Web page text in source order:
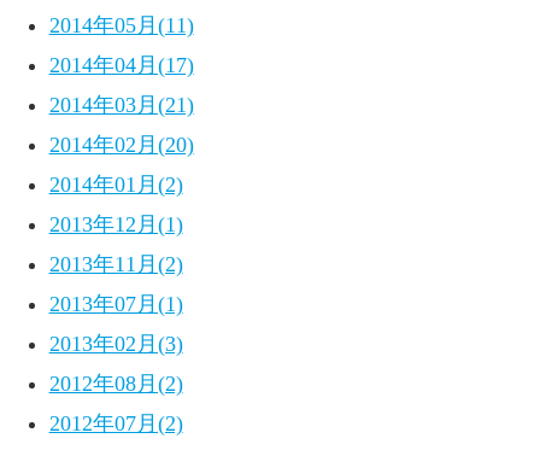
2014年05月(11)
2014年04月(17)
2014年03月(21)
2014年02月(20)
2014年01月(2)
2013年12月(1)
2013年11月(2)
2013年07月(1)
2013年02月(3)
2012年08月(2)
2012年07月(2)